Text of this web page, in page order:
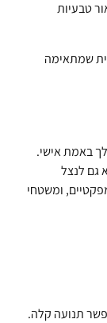
טבעיות
שמתאימה
באמת אישי.
גם לנצל
ומשטחי
תנועה קלה.